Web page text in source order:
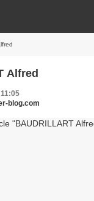
Alfred
blog.com